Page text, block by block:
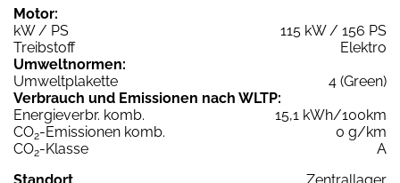
Motor:
kW / PS
115 kW / 156 PS
Treibstoff
Elektro
Umweltnormen:
Umweltplakette
4 (Green)
Verbrauch und Emissionen nach WLTP:
Energieverbr. komb.
15,1 kWh/100km
CO2-Emissionen komb.
0 g/km
CO2-Klasse
A